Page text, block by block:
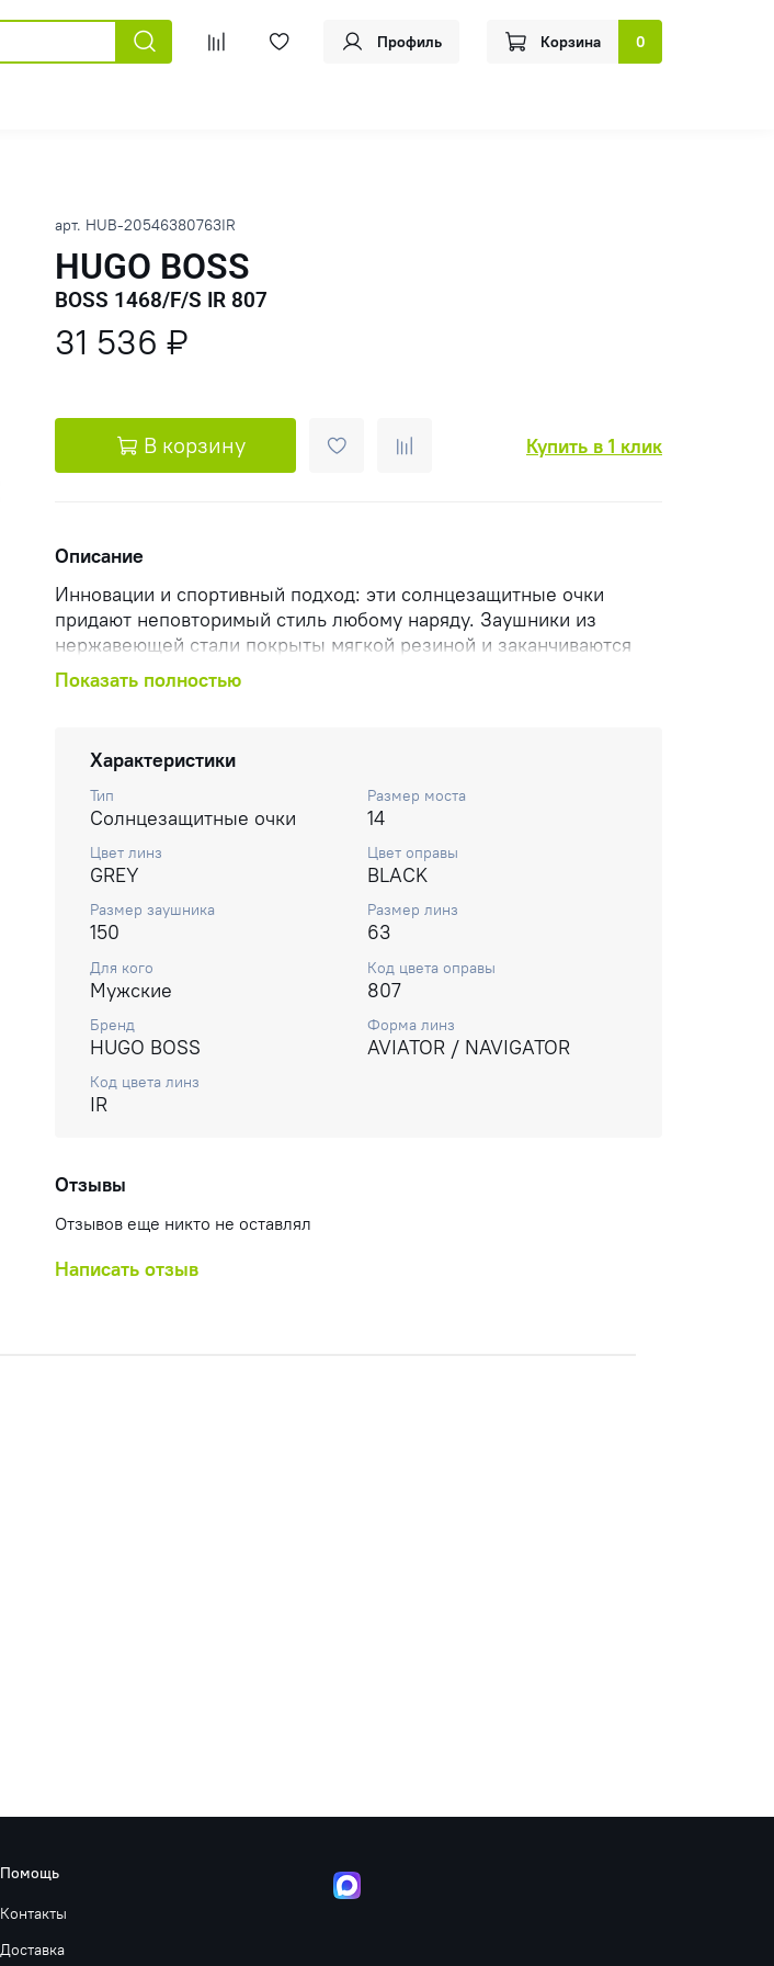
Профиль Корзина 0
арт. HUB-20546380763IR
HUGO BOSS
BOSS 1468/F/S IR 807
31 536 ₽
В корзину Купить в 1 клик
Описание
Инновации и спортивный подход: эти солнцезащитные очки
придают неповторимый стиль любому наряду. Заушники из
нержавеющей стали покрыты мягкой резиной и заканчиваются
регулируемыми наконечниками, гарантирующими
индивидуальную посадку. Кроме того, они дополнены элегантным
Показать полностью
Характеристики
Тип
Солнцезащитные очки
Размер моста
14
Цвет линз
GREY
Цвет оправы
BLACK
Размер заушника
150
Размер линз
63
Для кого
Мужские
Код цвета оправы
807
Бренд
HUGO BOSS
Форма линз
AVIATOR / NAVIGATOR
Код цвета линз
IR
Отзывы
Отзывов еще никто не оставлял
Написать отзыв
Помощь
Контакты
Доставка